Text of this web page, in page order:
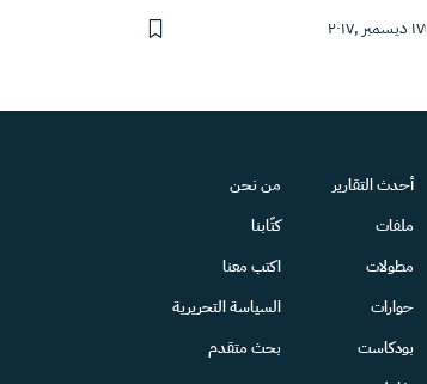
١٧ ديسمبر ,٢٠١٧
أحدث التقارير
ملفات
مطولات
حوارات
بودكاست
من نحن
كتّابنا
اكتب معنا
السياسة التحريرية
بحث متقدم